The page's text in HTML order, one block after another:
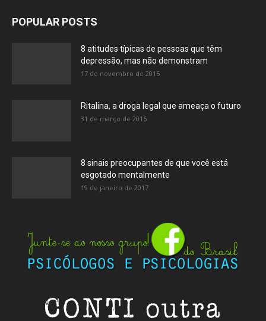
POPULAR POSTS
8 atitudes típicas de pessoas que têm
depressão, mas não demonstram
17 de novembro de 2015
Ritalina, a droga legal que ameaça o futuro
31 de março de 2016
8 sinais preocupantes de que você está
esgotado mentalmente
19 de janeiro de 2017